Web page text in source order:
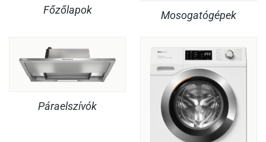
Főzőlapok Mosogatógépek
Páraelszívók